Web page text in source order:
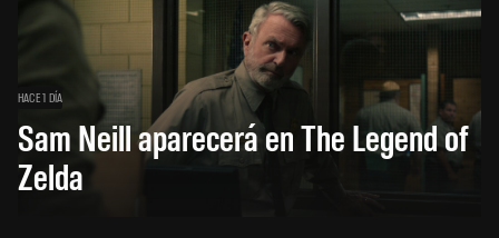
HACE 1 DÍA
Sam Neill aparecerá en The Legend of
Zelda